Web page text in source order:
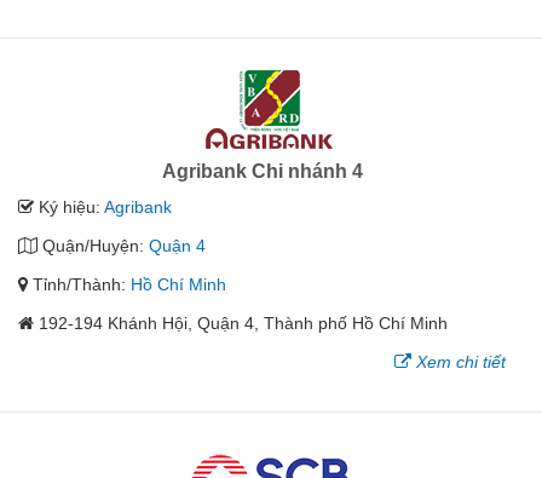
Agribank Chi nhánh 4
Ký hiệu: Agribank
Quận/Huyện: Quận 4
Tỉnh/Thành: Hồ Chí Minh
192-194 Khánh Hội, Quận 4, Thành phố Hồ Chí Minh
Xem chi tiết